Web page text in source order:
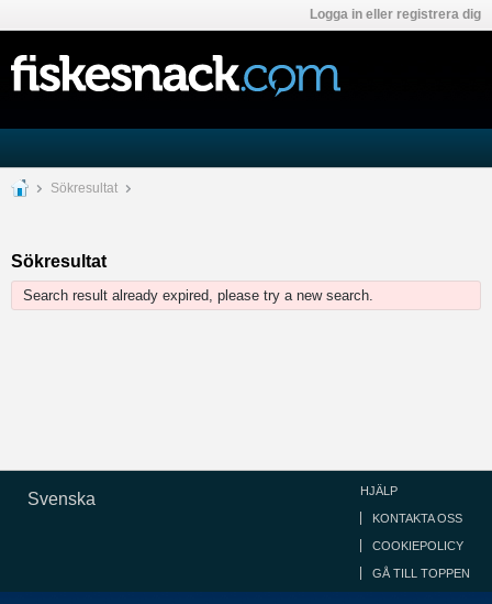
Logga in eller registrera dig
Sökresultat
Sökresultat
Search result already expired, please try a new search.
Svenska HJÄLP
KONTAKTA OSS
COOKIEPOLICY
GÅ TILL TOPPEN